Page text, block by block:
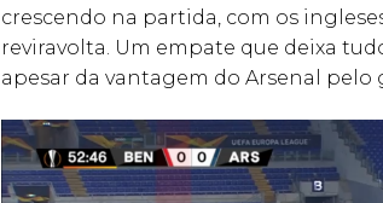
crescendo na partida, com os
reviravolta. Um empate que deixa
apesar da vantagem do Arsenal pelo